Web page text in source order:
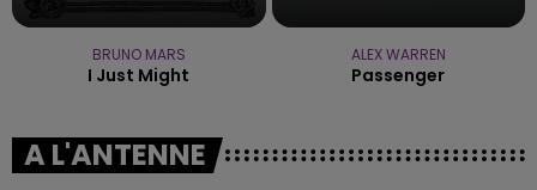
BRUNO MARS
I Just Might
ALEX WARREN
Passenger
A L'ANTENNE